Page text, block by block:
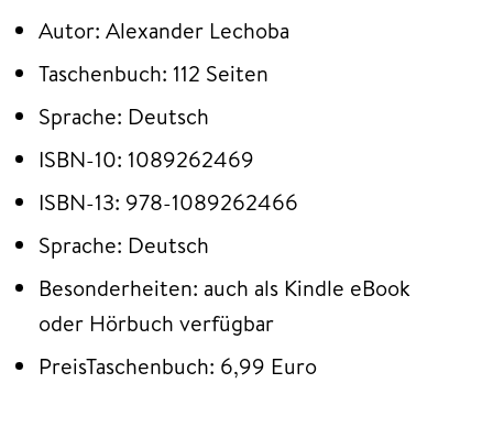
Autor: Alexander Lechoba
Taschenbuch: 112 Seiten
Sprache: Deutsch
ISBN-10: 1089262469
ISBN-13: 978-1089262466
Sprache: Deutsch
Besonderheiten: auch als Kindle eBook
oder Hörbuch verfügbar
PreisTaschenbuch: 6,99 Euro